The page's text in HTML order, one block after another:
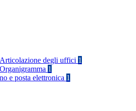
Articolazione degli uffici 1
Organigramma 1
e posta elettronica 1